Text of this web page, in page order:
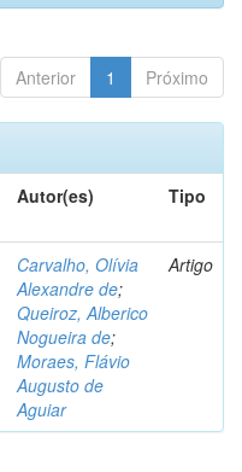
Anterior 1 Próximo
Autor(es) Tipo
Carvalho, Olívia
Alexandre de;
Queiroz, Alberico
Nogueira de;
Moraes, Flávio
Augusto de
Aguiar
Artigo